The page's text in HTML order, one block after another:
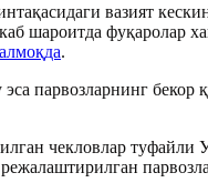
вазият
шароитда фуқаролар
.
эса парвозларнинг
чекловлар